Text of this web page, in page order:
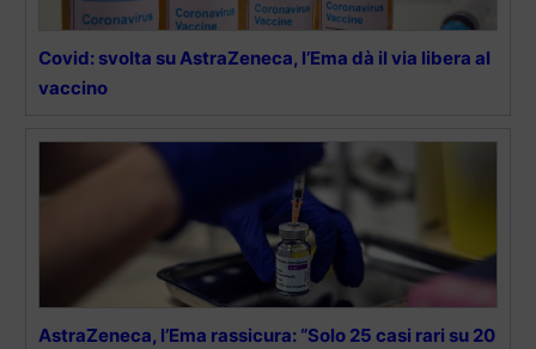
Covid: svolta su AstraZeneca, l’Ema dà il via libera al
vaccino
AstraZeneca, l’Ema rassicura: “Solo 25 casi rari su 20